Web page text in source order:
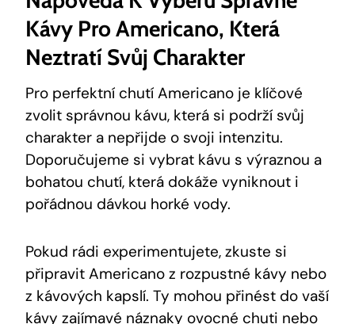
Kávy Pro Americano, Která
Neztratí Svůj Charakter
Pro perfektní chutí Americano je klíčové
zvolit správnou kávu, která si podrží svůj
charakter a nepřijde o svoji intenzitu.
Doporučujeme si vybrat kávu s výraznou a
bohatou chutí, která dokáže vyniknout i
pořádnou dávkou horké vody.
Pokud rádi experimentujete, zkuste si
připravit Americano z rozpustné kávy nebo
z kávových kapslí. Ty mohou přinést do vaší
kávy zajímavé náznaky ovocné chuti nebo